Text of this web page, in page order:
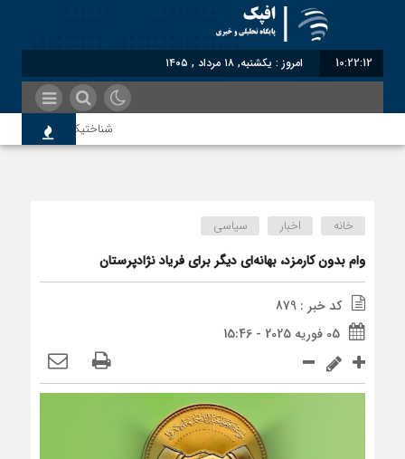
10:22:13 امروز : یکشنبه, ۱۸ مرداد , ۱۴۰۵
شناختیک| ۸۶ درصد مهاجران حامی ایران در جنگ؛ ۷۵ درصد مهاجران دولت چهاردهم را خیرخواه خود نمی‌دانند
اختصاصی| معطلی بار تاجران
مذاکره تحمیلی، جنگ تحمیلی،
خانه اخبار سیاسی
وام بدون کارمزد، بهانه‌ای دیگر برای فریاد نژادپرستان
کد خبر : 879
05 فوریه 2025 - 15:46